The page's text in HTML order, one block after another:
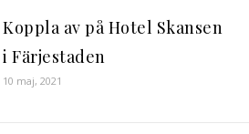
Koppla av på Hotel Skansen
i Färjestaden
10 maj, 2021